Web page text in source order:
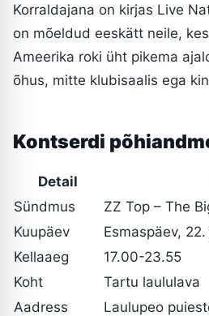
Korraldajana on kirjas Live
on mõeldud eeskätt neile,
Ameerika roki üht pikema
õhus, mitte klubisaalis ega
Kontserdi
Detail
Sündmus
ZZ Top – The
Kuupäev
Esmaspäev,
Kellaaeg
17.00-23.55
Koht
Tartu laululava
Aadress
Laulupeo